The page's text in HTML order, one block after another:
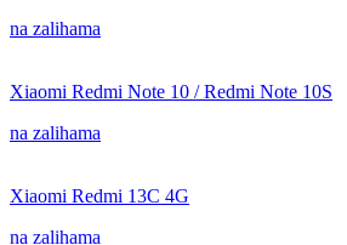
na zalihama
Xiaomi Redmi Note 10 / Redmi Note 10S
na zalihama
Xiaomi Redmi 13C 4G
na zalihama